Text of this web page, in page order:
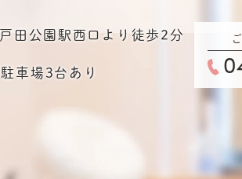
戸田公園駅西口より徒歩2分
駐車場3台あり